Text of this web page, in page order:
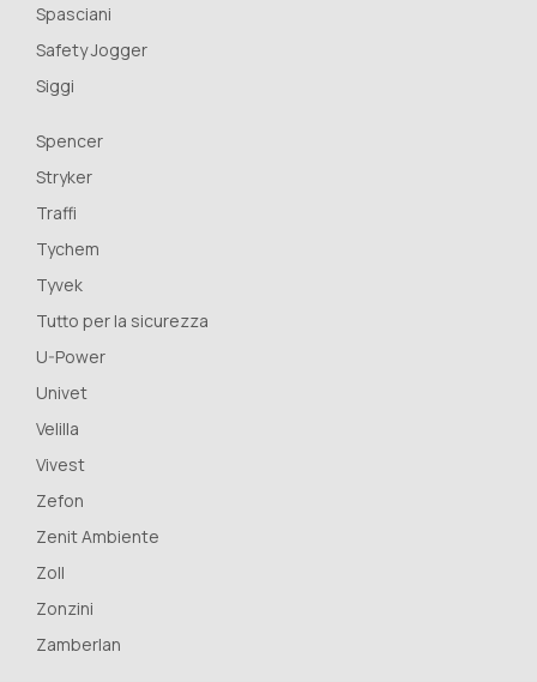
Spasciani
Safety Jogger
Siggi
Spencer
Stryker
Traffi
Tychem
Tyvek
Tutto per la sicurezza
U-Power
Univet
Velilla
Vivest
Zefon
Zenit Ambiente
Zoll
Zonzini
Zamberlan